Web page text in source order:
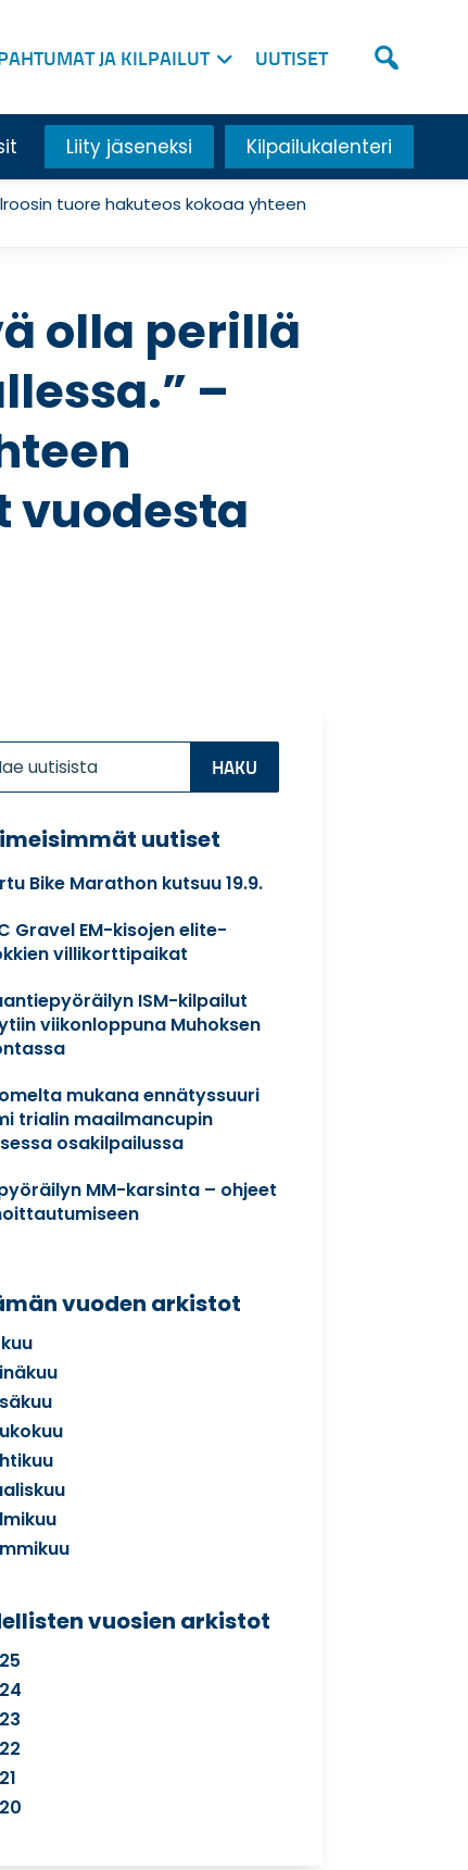
JA KILPAILUT UUTISET
Liity jäseneksi Kilpailukalenteri
tuore hakuteos kokoaa yhteen
olla perillä
–
uutiset
Bike Marathon kutsuu 19.9.
Gravel EM-kisojen elite-
villikorttipaikat
ISM-kilpailut
viikonloppuna Muhoksen
mukana ennätyssuuri
trialin maailmancupin
osakilpailussa
MM-karsinta – ohjeet
vuoden arkistot
vuosien arkistot